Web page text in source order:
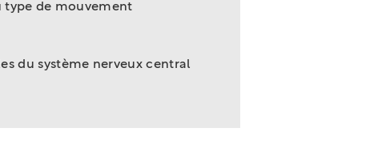
type de mouvement
du système nerveux central